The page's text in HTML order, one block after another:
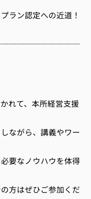
ン認定への近道！
れて、本所経営支援
ながら、講義やワー
要なノウハウを体得
方はぜひご参加くだ